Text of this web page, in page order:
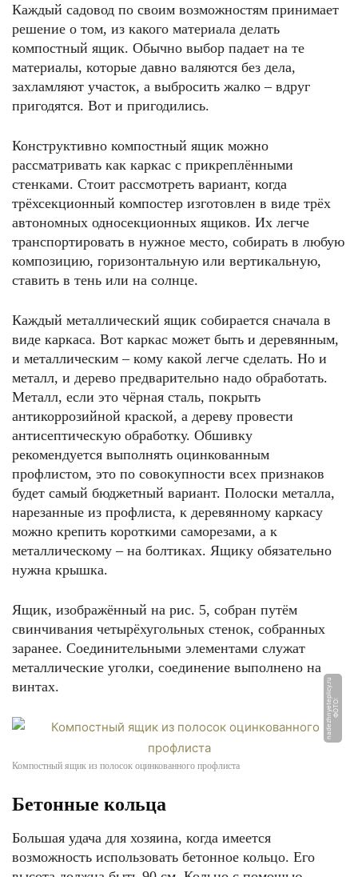
Каждый садовод по своим возможностям принимает
решение о том, из какого материала делать
компостный ящик. Обычно выбор падает на те
материалы, которые давно валяются без дела,
захламляют участок, а выбросить жалко – вдруг
пригодятся. Вот и пригодились.
Конструктивно компостный ящик можно
рассматривать как каркас с прикреплёнными
стенками. Стоит рассмотреть вариант, когда
трёхсекционный компостер изготовлен в виде трёх
автономных односекционных ящиков. Их легче
транспортировать в нужное место, собирать в любую
композицию, горизонтальную или вертикальную,
ставить в тень или на солнце.
Каждый металлический ящик собирается сначала в
виде каркаса. Вот каркас может быть и деревянным,
и металлическим – кому какой легче сделать. Но и
металл, и дерево предварительно надо обработать.
Металл, если это чёрная сталь, покрыть
антикоррозийной краской, а дереву провести
антисептическую обработку. Обшивку
рекомендуется выполнять оцинкованным
профлистом, это по совокупности всех признаков
будет самый бюджетный вариант. Полоски металла,
нарезанные из профлиста, к деревянному каркасу
можно крепить короткими саморезами, а к
металлическому – на болтиках. Ящику обязательно
нужна крышка.
Ящик, изображённый на рис. 5, собран путём
свинчивания четырёхугольных стенок, собранных
заранее. Соединительными элементами служат
металлические уголки, соединение выполнено на
винтах.
Ф
О
Т
О:
n
a
d
e
z
h
n
y
e
t
e
pli
c
y.
r
u
Компостный ящик из полосок оцинкованного профлиста
Бетонные кольца
Большая удача для хозяина, когда имеется
возможность использовать бетонное кольцо. Его